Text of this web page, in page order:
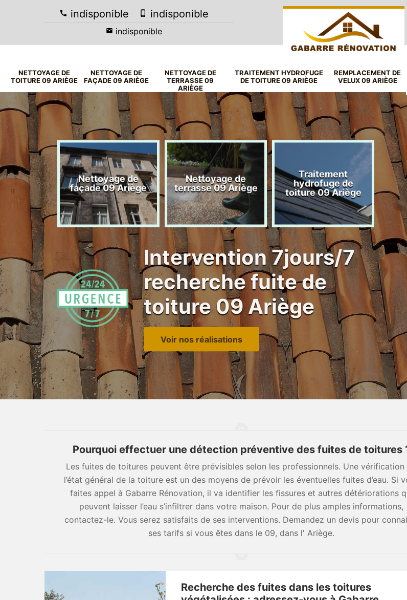
indisponible indisponible
indisponible
NETTOYAGE DE
TOITURE 09 ARIÈGE
NETTOYAGE DE
FAÇADE 09 ARIÈGE
NETTOYAGE DE
TERRASSE 09
ARIÈGE
TRAITEMENT HYDROFUGE
DE TOITURE 09 ARIÈGE
REMPLACEMENT DE
VELUX 09 ARIÈGE
de
Ariège
Nettoyage de
façade 09 Ariège
Nettoyage de
terrasse 09 Ariège
Traitement
hydrofuge de
toiture 09 Ariège
Intervention 7jours/7
recherche fuite de
toiture 09 Ariège
Voir nos réalisations
Pourquoi effectuer une détection préventive des fuites de toitures
Les fuites de toitures peuvent être prévisibles selon les professionnels. Une vérification
l’état général de la toiture est un des moyens de prévoir les éventuelles fuites d’eau. Si
faites appel à Gabarre Rénovation, il va identifier les fissures et autres détériorations
peuvent laisser l’eau s’infiltrer dans votre maison. Pour de plus amples informations,
contactez-le. Vous serez satisfaits de ses interventions. Demandez un devis pour
ses tarifs si vous êtes dans le 09, dans l' Ariège.
Recherche des fuites dans les toitures